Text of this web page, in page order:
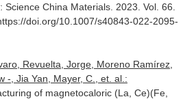
Science China Materials. 2023. Vol. 66.
doi.org/10.1007/s40843-022-2095-
Revuelta, Jorge, Moreno Ramírez,
-, Jia Yan, Mayer, C., et. al.:
of magnetocaloric (La, Ce)(Fe,